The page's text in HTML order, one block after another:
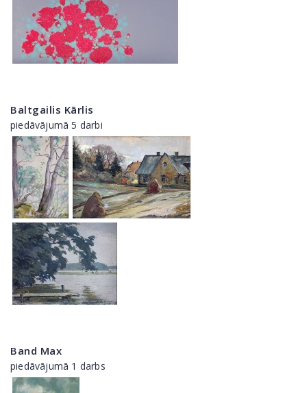
Baltgailis Kārlis
piedāvājumā 5 darbi
Band Max
piedāvājumā 1 darbs